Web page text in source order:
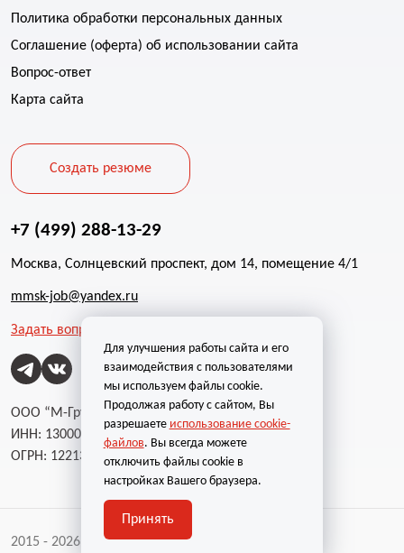
Политика обработки персональных данных
Соглашение (оферта) об использовании сайта
Вопрос-ответ
Карта сайта
Создать резюме
+7 (499) 288-13-29
Москва, Солнцевский проспект, дом 14, помещение 4/1
mmsk-job@yandex.ru
Задать вопрос
ООО “М-Групп”
ИНН: 1300002787
ОГРН: 1221300004232
2015 - 2026 | Все права защищены
Для улучшения работы сайта и его
взаимодействия с пользователями
мы используем файлы cookie.
Продолжая работу с сайтом, Вы
разрешаете использование cookie-
файлов. Вы всегда можете
отключить файлы cookie в
настройках Вашего браузера.
Принять